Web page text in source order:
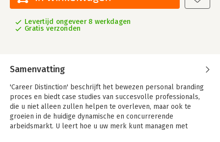
Levertijd ongeveer 8 werkdagen
Gratis verzonden
Samenvatting
'Career Distinction' beschrijft het bewezen personal branding
proces en biedt case studies van succesvolle professionals,
die u niet alleen zullen helpen te overleven, maar ook te
groeien in de huidige dynamische en concurrerende
arbeidsmarkt. U leert hoe u uw merk kunt managen met